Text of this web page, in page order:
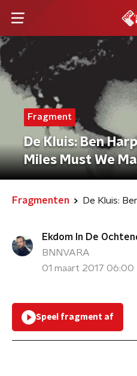
Fragment
De Kluis: Ben
Miles Must We
Fragmenten
Ekdom In De
BNNVARA
01 maart 2017
Speel fragment af